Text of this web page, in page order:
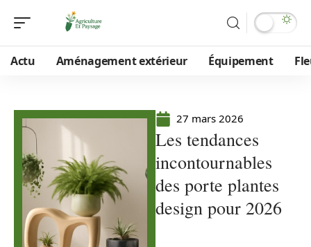
Actu Aménagement extérieur Équipement
27 mars 2026
Les tendances
incontournables
des porte plantes
design pour 2026